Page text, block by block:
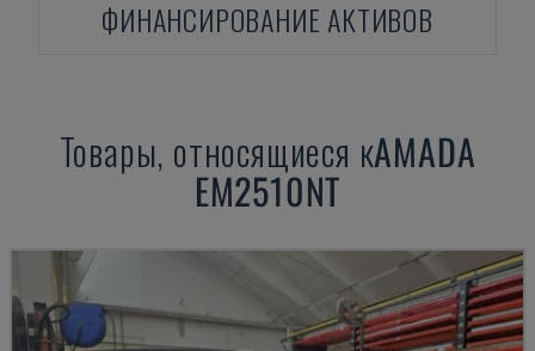
ФИНАНСИРОВАНИЕ АКТИВОВ
Товары, относящиеся кAMADA
EM2510NT